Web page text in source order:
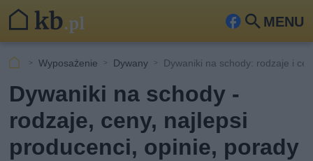
MENU
Fa
ook
Szu
kaj
Wyposażenie Dywany Dywaniki na schody: rodzaje i
Dywaniki na schody -
rodzaje, ceny, najlepsi
producenci, opinie, porady